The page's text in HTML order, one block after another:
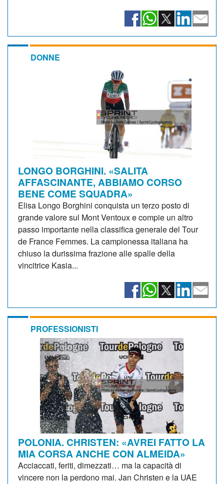
DONNE
LONGO BORGHINI. «SALITA
AFFASCINANTE, ABBIAMO CORSO
BENE COME SQUADRA»
Elisa Longo Borghini conquista un terzo posto di
grande valore sul Mont Ventoux e compie un altro
passo importante nella classifica generale del Tour
de France Femmes. La campionessa italiana ha
chiuso la durissima frazione alle spalle della
vincitrice Kasia...
PROFESSIONISTI
POLONIA. CHRISTEN: «AVREI FATTO LA
MIA CORSA ANCHE CON ALMEIDA»
Acciaccati, feriti, dimezzati… ma la capacità di
vincere non la perdono mai. Jan Christen e la UAE